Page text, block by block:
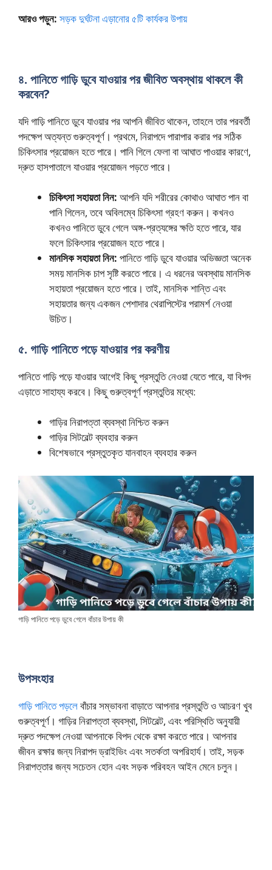
আরও পড়ুন: সড়ক দুর্ঘটনা এড়ানোর ৫টি কার্যকর উপায়
৪. পানিতে গাড়ি ডুবে যাওয়ার পর জীবিত অবস্থায় থাকলে কী
করবেন?
যদি গাড়ি পানিতে ডুবে যাওয়ার পর আপনি জীবিত থাকেন, তাহলে তার পরবর্তী
পদক্ষেপ অত্যন্ত গুরুত্বপূর্ণ। প্রথমে, নিরাপদে পারাপার করার পর সঠিক
চিকিৎসার প্রয়োজন হতে পারে। পানি গিলে ফেলা বা আঘাত পাওয়ার কারণে,
দ্রুত হাসপাতালে যাওয়ার প্রয়োজন পড়তে পারে।
চিকিৎসা সহায়তা নিন: আপনি যদি শরীরের কোথাও আঘাত পান বা
পানি গিলেন, তবে অবিলম্বে চিকিৎসা গ্রহণ করুন। কখনও
কখনও পানিতে ডুবে গেলে অঙ্গ-প্রত্যঙ্গের ক্ষতি হতে পারে, যার
ফলে চিকিৎসার প্রয়োজন হতে পারে।
মানসিক সহায়তা নিন: পানিতে গাড়ি ডুবে যাওয়ার অভিজ্ঞতা অনেক
সময় মানসিক চাপ সৃষ্টি করতে পারে। এ ধরনের অবস্থায় মানসিক
সহায়তা প্রয়োজন হতে পারে। তাই, মানসিক শান্তি এবং
সহায়তার জন্য একজন পেশাদার থেরাপিস্টের পরামর্শ নেওয়া
উচিত।
৫. গাড়ি পানিতে পড়ে যাওয়ার পর করণীয়
পানিতে গাড়ি পড়ে যাওয়ার আগেই কিছু প্রস্তুতি নেওয়া যেতে পারে, যা বিপদ
এড়াতে সাহায্য করবে। কিছু গুরুত্বপূর্ণ প্রস্তুতির মধ্যে:
গাড়ির নিরাপত্তা ব্যবস্থা নিশ্চিত করুন
গাড়ির সিটবেল্ট ব্যবহার করুন
বিশেষভাবে প্রস্তুতকৃত যানবাহন ব্যবহার করুন
গাড়ি পানিতে পড়ে ডুবে গেলে বাঁচার উপায় কী
উপসংহার
গাড়ি পানিতে পড়লেবাঁচার সম্ভাবনা বাড়াতে আপনার প্রস্তুতি ও আচরণ খুব
গুরুত্বপূর্ণ। গাড়ির নিরাপত্তা ব্যবস্থা, সিটবেল্ট, এবং পরিস্থিতি অনুযায়ী
দ্রুত পদক্ষেপ নেওয়া আপনাকে বিপদ থেকে রক্ষা করতে পারে। আপনার
জীবন রক্ষার জন্য নিরাপদ ড্রাইভিং এবং সতর্কতা অপরিহার্য। তাই, সড়ক
নিরাপত্তার জন্য সচেতন হোন এবং সড়ক পরিবহন আইন মেনে চলুন।